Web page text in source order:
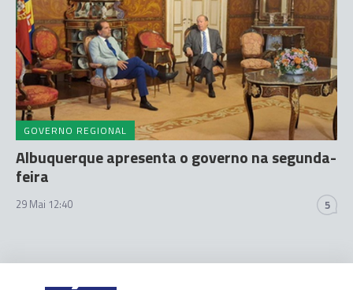
GOVERNO REGIONAL
Albuquerque apresenta o governo na segunda-
feira
29 Mai 12:40 5